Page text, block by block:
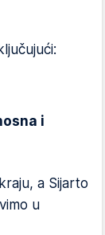
i
a Sijarto
u